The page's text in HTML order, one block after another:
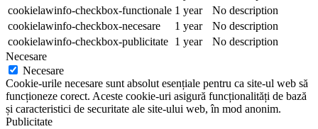
cookielawinfo-checkbox-functionale 1 year
No description
cookielawinfo-checkbox-necesare
1 year
No description
cookielawinfo-checkbox-publicitate 1 year
No description
Necesare
Necesare
Cookie-urile necesare sunt absolut esențiale pentru ca site-ul web să
funcționeze corect. Aceste cookie-uri asigură funcționalități de bază
și caracteristici de securitate ale site-ului web, în mod anonim.
Publicitate